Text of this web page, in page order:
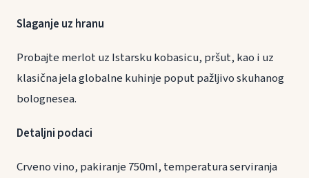
Slaganje uz hranu
Probajte merlot uz Istarsku kobasicu, pršut, kao i uz
klasična jela globalne kuhinje poput pažljivo skuhanog
bolognesea.
Detaljni podaci
Crveno vino, pakiranje 750ml, temperatura serviranja